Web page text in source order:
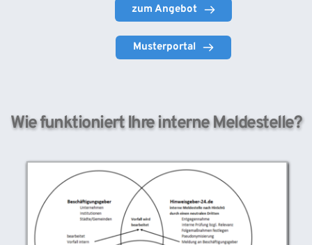
zum Angebot
Musterportal
Wie funktioniert Ihre interne Meldestelle?